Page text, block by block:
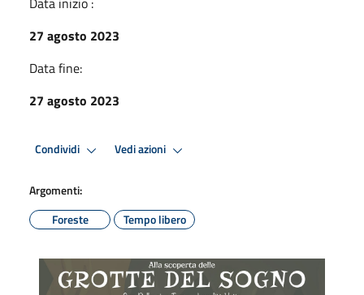
27 agosto 2023
Data fine:
27 agosto 2023
Condividi Vedi azioni
Argomenti:
Foreste
Tempo libero